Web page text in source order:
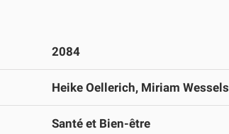
2084
Heike Oellerich, Miriam Wessels
Santé et Bien-être